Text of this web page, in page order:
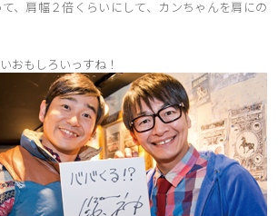
て、肩幅２倍くらいにして、カンちゃんを肩にの
おもしろいっすね！